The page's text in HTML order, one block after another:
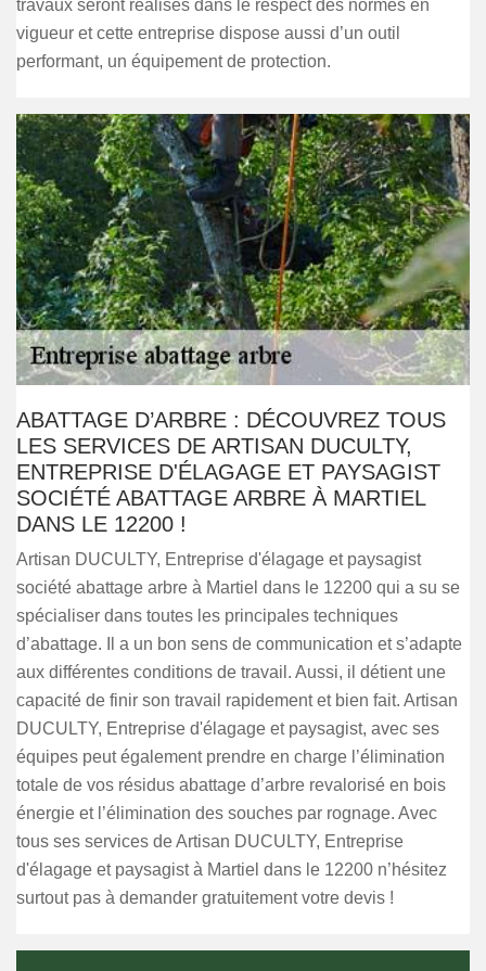
travaux seront réalisés dans le respect des normes en
vigueur et cette entreprise dispose aussi d’un outil
performant, un équipement de protection.
ABATTAGE D’ARBRE : DÉCOUVREZ TOUS
LES SERVICES DE ARTISAN DUCULTY,
ENTREPRISE D'ÉLAGAGE ET PAYSAGIST
SOCIÉTÉ ABATTAGE ARBRE À MARTIEL
DANS LE 12200 !
Artisan DUCULTY, Entreprise d'élagage et paysagist
société abattage arbre à Martiel dans le 12200 qui a su se
spécialiser dans toutes les principales techniques
d’abattage. Il a un bon sens de communication et s’adapte
aux différentes conditions de travail. Aussi, il détient une
capacité de finir son travail rapidement et bien fait. Artisan
DUCULTY, Entreprise d'élagage et paysagist, avec ses
équipes peut également prendre en charge l’élimination
totale de vos résidus abattage d’arbre revalorisé en bois
énergie et l’élimination des souches par rognage. Avec
tous ses services de Artisan DUCULTY, Entreprise
d'élagage et paysagist à Martiel dans le 12200 n’hésitez
surtout pas à demander gratuitement votre devis !